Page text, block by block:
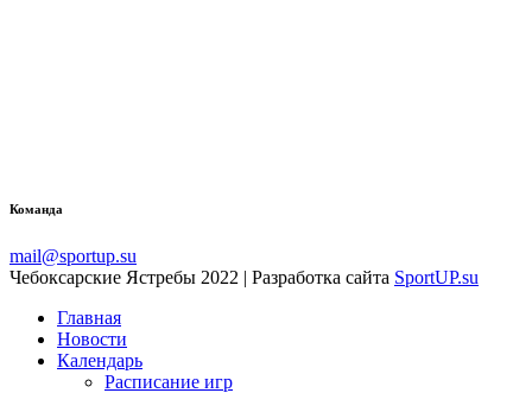
Команда
mail@sportup.su
Чебоксарские Ястребы 2022 | Разработка сайта SportUP.su
Главная
Новости
Календарь
Расписание игр